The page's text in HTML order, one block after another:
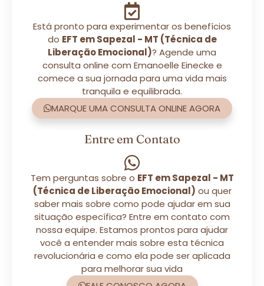
Está pronto para experimentar os benefícios
do EFT em Sapezal - MT (Técnica de
Liberação Emocional)? Agende uma
consulta online com Emanoelle Einecke e
comece a sua jornada para uma vida mais
tranquila e equilibrada.
MARQUE UMA CONSULTA ONLINE AGORA
Entre em Contato
Tem perguntas sobre o EFT em Sapezal - MT
(Técnica de Liberação Emocional) ou quer
saber mais sobre como pode ajudar em sua
situação específica? Entre em contato com
nossa equipe. Estamos prontos para ajudar
você a entender mais sobre esta técnica
revolucionária e como ela pode ser aplicada
para melhorar sua vida